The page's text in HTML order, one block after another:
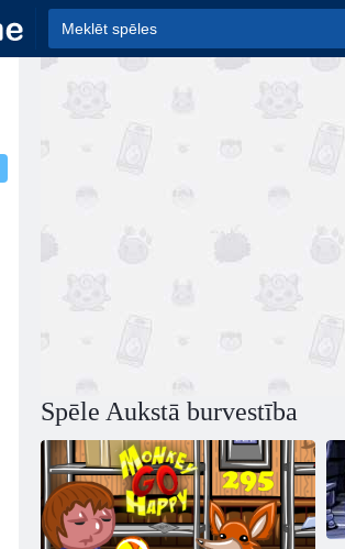
Spēle Aukstā burvestība